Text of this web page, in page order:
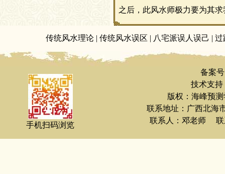
之后，此风水师极力要为其
传统风水理论 | 传统风水误区 | 八宅派误人误己 | 过
手机扫码浏览
备案
技术支持
版权：海峰预
联系地址：广西北
联系人：邓老师 联